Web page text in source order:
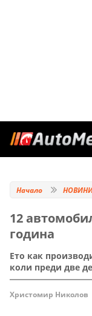
Начало
12
година
Ето как
коли преди две
Христомир Николов